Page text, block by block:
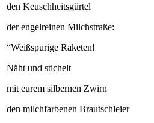
den Keuschheitsgürtel
der engelreinen Milchstraße:
“Weißspurige Raketen!
Näht und stichelt
mit eurem silbernen Zwirn
den milchfarbenen Brautschleier